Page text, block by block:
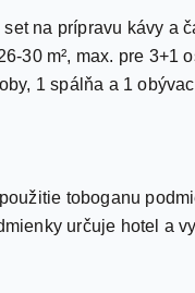
na prípravu kávy a
30 m², max. pre 3+1
1 spálňa a 1
toboganu
určuje hotel a